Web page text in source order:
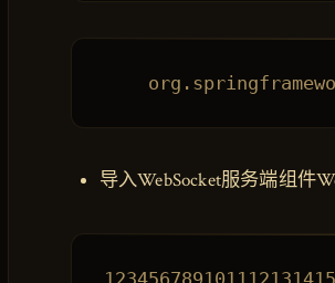
导入WebSocket服务端组件